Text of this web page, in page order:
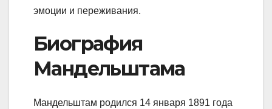
эмоции и переживания.
Биография
Мандельштама
Мандельштам родился 14 января 1891 года